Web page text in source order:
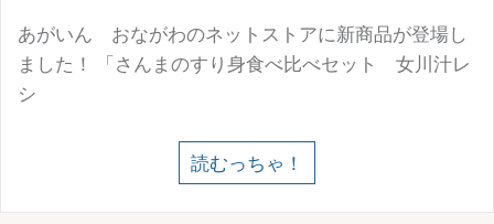
あがいん おながわのネットストアに新商品が登場し
ました！ 「さんまのすり身食べ比べセット 女川汁レ
シ
読むっちゃ！